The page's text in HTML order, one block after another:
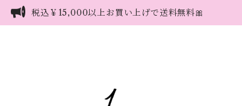
税込￥15,000以上お買い上げで送料無料🎀